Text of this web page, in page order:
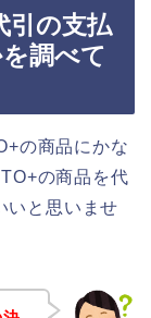
引の支払
調べて
の商品にかな
の商品を代
いと思いませ